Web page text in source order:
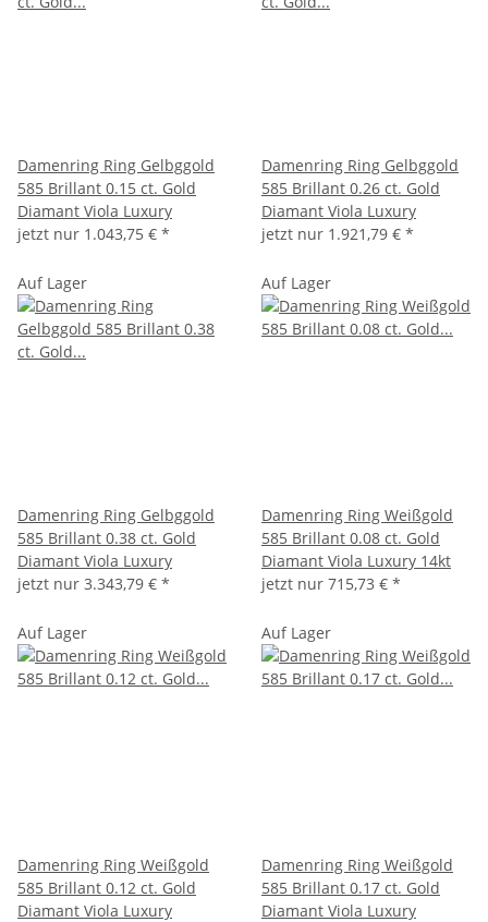
Damenring Ring Gelbggold
585 Brillant 0.15 ct. Gold
Diamant Viola Luxury
jetzt nur 1.043,75 € *
Damenring Ring Gelbggold
585 Brillant 0.26 ct. Gold
Diamant Viola Luxury
jetzt nur 1.921,79 € *
Auf Lager
Damenring Ring Gelbggold
585 Brillant 0.38 ct. Gold
Diamant Viola Luxury
jetzt nur 3.343,79 € *
Auf Lager
Damenring Ring Weißgold
585 Brillant 0.08 ct. Gold
Diamant Viola Luxury 14kt
jetzt nur 715,73 € *
Auf Lager
Damenring Ring Weißgold
585 Brillant 0.12 ct. Gold
Diamant Viola Luxury
Auf Lager
Damenring Ring Weißgold
585 Brillant 0.17 ct. Gold
Diamant Viola Luxury